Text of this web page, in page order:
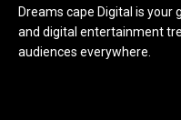
Dreams cape Digital is
and digital entertainment
audiences everywhere.